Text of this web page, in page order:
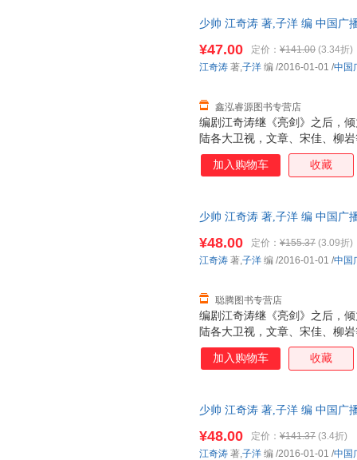
少帅 江奇涛 著,子洋 编 中国广
编剧江奇涛继《亮剑》之后，
陆各大卫视，文章、宋佳、柳
良辉煌而坎坷的一生。 随书赠
学良的书都不一样，作者既没
不是一味歌颂，而是完整地呈
¥47.00 定价： ¥141.00 (3.34折)
鑫泓睿源图书专营店
江奇涛 著,子洋 编 /2016-01-01 /中国
加入购物车 收藏
少帅 江奇涛 著,子洋 编 中国广
编剧江奇涛继《亮剑》之后，
陆各大卫视，文章、宋佳、柳
良辉煌而坎坷的一生。 随书赠
学良的书都不一样，作者既没
不是一味歌颂，而是完整地呈
¥48.00 定价： ¥155.37 (3.09折)
聪腾图书专营店
江奇涛 著,子洋 编 /2016-01-01 /中国
加入购物车 收藏
少帅 江奇涛 著,子洋 编 中国广
¥48.00 定价： ¥141.37 (3.4折)
江奇涛 著,子洋 编 /2016-01-01 /中国